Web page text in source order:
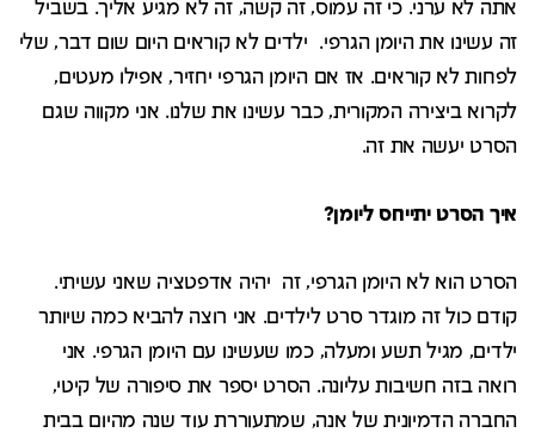
אתה לא ערני. כי זה עמוס, זה קשה, זה לא מגיע אליך. בשביל
זה עשינו את היומן הגרפי. ילדים לא קוראים היום שום דבר, שלי
לפחות לא קוראים. אז אם היומן הגרפי יחזיר, אפילו מעטים,
לקרוא ביצירה המקורית, כבר עשינו את שלנו. אני מקווה שגם
הסרט יעשה את זה.
איך הסרט יתייחס ליומן?
הסרט הוא לא היומן הגרפי, זה יהיה אדפטציה שאני עשיתי.
קודם כול זה מוגדר סרט לילדים. אני רוצה להביא כמה שיותר
ילדים, מגיל תשע ומעלה, כמו שעשינו עם היומן הגרפי. אני
רואה בזה חשיבות עליונה. הסרט יספר את סיפורה של קיטי,
החברה הדמיונית של אנה, שמתעוררת עוד שנה מהיום בבית